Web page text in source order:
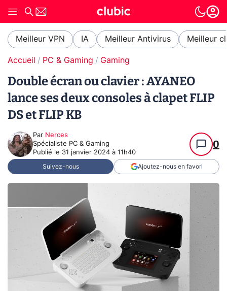
Meilleur VPN IA Meilleur Antivirus Meilleur
Accueil PC & Gaming Gaming
Double écran ou clavier : AYANEO
lance ses deux consoles à clapet FLIP
DS et FLIP KB
Par Nerces
Spécialiste PC & Gaming
Publié le 31 janvier 2024 à 11h40
0
Suivez-nous Ajoutez-nous en favori